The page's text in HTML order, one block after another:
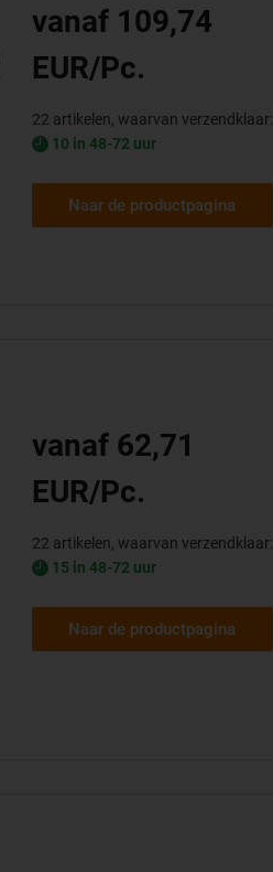
vanaf 109,74
EUR/Pc.
22 artikelen, waarvan verzendklaar:
10 in 48-72 uur
Naar de productpagina
vanaf 62,71
EUR/Pc.
22 artikelen, waarvan verzendklaar:
15 in 48-72 uur
Naar de productpagina